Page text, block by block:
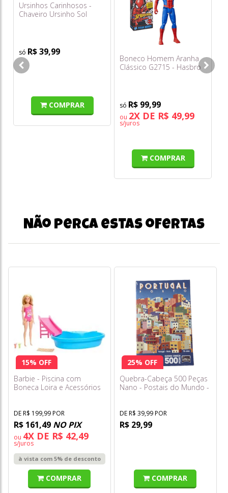
Ursinhos Carinhosos -
Chaveiro Ursinho Sol
R$ 39,99
COMPRAR
Boneco Homem Aranha
Clássico G2715 - Hasbro
R$ 99,99
ou 2X DE R$ 49,99
s/juros
COMPRAR
Não perca estas ofertas
15% OFF
Barbie - Piscina com
Boneca Loira e Acessórios
DE R$ 199,99 POR
R$ 161,49 NO PIX
ou 4X DE R$ 42,49
s/juros
à vista com 5% de desconto
COMPRAR
25% OFF
Quebra-Cabeça 500 Peças
Nano - Postais do Mundo -
DE R$ 39,99 POR
R$ 29,99
COMPRAR